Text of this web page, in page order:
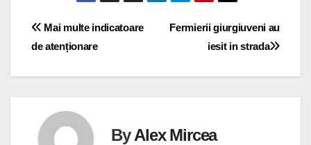
Navigare
Fermierii giurgiuveni au
iesit in strada
Mai multe indicatoare
de atenționare
ByAlex Mircea